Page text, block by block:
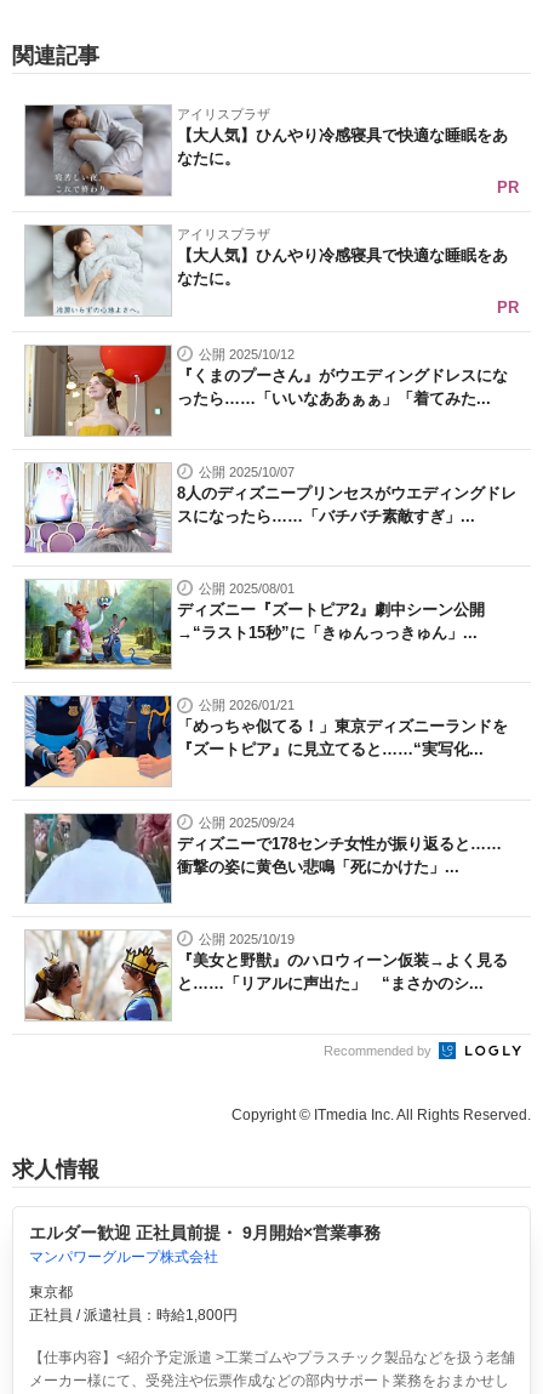
関連記事
アイリスプラザ
【大人気】ひんやり冷感寝具で快適な睡眠をあ
なたに。
PR
アイリスプラザ
【大人気】ひんやり冷感寝具で快適な睡眠をあ
なたに。
PR
公開 2025/10/12
『くまのプーさん』がウエディングドレスにな
ったら……「いいなああぁぁ」「着てみた...
公開 2025/10/07
8人のディズニープリンセスがウエディングドレ
スになったら……「バチバチ素敵すぎ」...
公開 2025/08/01
ディズニー『ズートピア2』劇中シーン公開
→“ラスト15秒”に「きゅんっっきゅん」...
公開 2026/01/21
「めっちゃ似てる！」東京ディズニーランドを
『ズートピア』に見立てると……“実写化...
公開 2025/09/24
ディズニーで178センチ女性が振り返ると……
衝撃の姿に黄色い悲鳴「死にかけた」...
公開 2025/10/19
『美女と野獣』のハロウィーン仮装→よく見る
と……「リアルに声出た」 “まさかのシ...
Recommended by
Copyright © ITmedia Inc. All Rights Reserved.
求人情報
エルダー歓迎 正社員前提・ 9月開始×営業事務
マンパワーグループ株式会社
東京都
正社員 / 派遣社員：時給1,800円
【仕事内容】<紹介予定派遣 >工業ゴムやプラスチック製品などを扱う老舗
メーカー様にて、受発注や伝票作成などの部内サポート業務をおまかせし